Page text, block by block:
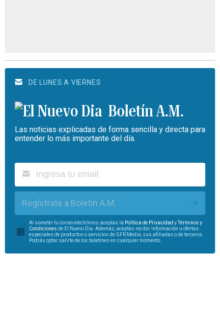
DE LUNES A VIERNES
Boletín A.M.
Las noticias explicadas de forma sencilla y directa para
entender lo más importante del día.
Regístrate a Boletín A.M.
Al someter tu correo electrónico, aceptas la Política de Privacidad yTérminos y
Condiciones de El Nuevo Día. Además, aceptas recibir información u ofertas
especiales de productos o servicios de GFR Media, sus afiliadas o de terceros.
Podrás optar salirte de los boletines en cualquier momento.